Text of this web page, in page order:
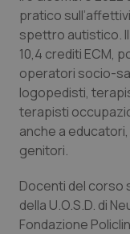
Calabria
Campania
Emilia-
Friuli
Lazio
Liguria
Asma &
Car-T
Colesterolo
Dermatite
Diabete &
Disturbi
pratico
spettro autistico.
10,4 crediti ECM,
operatori socio-
logopedisti,
terapisti
anche a
genitori.
Docenti del corso
della U.O.S.D. di
Fondazione